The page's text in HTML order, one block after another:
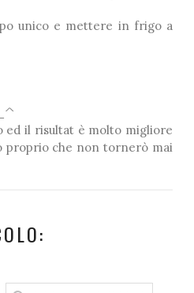
unico e mettere in frigo a
ed il risultat è molto migliore
proprio che non tornerò mai